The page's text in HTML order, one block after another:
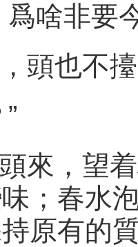
爲啥非要
頭也不
來，望
；春水
原有的